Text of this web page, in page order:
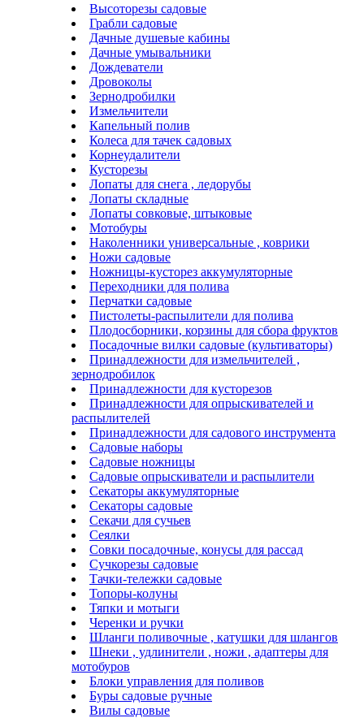
Высоторезы садовые
Грабли садовые
Дачные душевые кабины
Дачные умывальники
Дождеватели
Дровоколы
Зернодробилки
Измельчители
Капельный полив
Колеса для тачек садовых
Корнеудалители
Кусторезы
Лопаты для снега , ледорубы
Лопаты складные
Лопаты совковые, штыковые
Мотобуры
Наколенники универсальные , коврики
Ножи садовые
Ножницы-кусторез аккумуляторные
Переходники для полива
Перчатки садовые
Пистолеты-распылители для полива
Плодосборники, корзины для сбора фруктов
Посадочные вилки садовые (культиваторы)
Принадлежности для измельчителей ,
зернодробилок
Принадлежности для кусторезов
Принадлежности для опрыскивателей и
распылителей
Принадлежности для садового инструмента
Садовые наборы
Садовые ножницы
Садовые опрыскиватели и распылители
Секаторы аккумуляторные
Секаторы садовые
Секачи для сучьев
Сеялки
Совки посадочные, конусы для рассад
Сучкорезы садовые
Тачки-тележки садовые
Топоры-колуны
Тяпки и мотыги
Черенки и ручки
Шланги поливочные , катушки для шлангов
Шнеки , удлинители , ножи , адаптеры для
мотобуров
Блоки управления для поливов
Буры садовые ручные
Вилы садовые